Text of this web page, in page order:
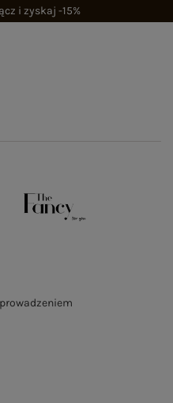
i zyskaj -15%